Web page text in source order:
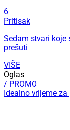
6
Pritisak
Sedam stvari koje
prešuti
VIŠE
Oglas
/ PROMO
Idealno vrijeme za